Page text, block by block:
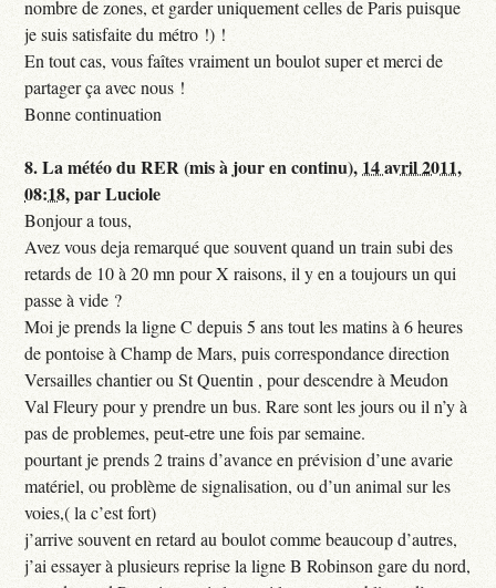
nombre de zones, et garder uniquement celles de Paris puisque
je suis satisfaite du métro !) !
En tout cas, vous faîtes vraiment un boulot super et merci de
partager ça avec nous !
Bonne continuation
8.La météo du RER (mis à jour en continu), 14 avril 2011,
08:18,parLuciole
Bonjour a tous,
Avez vous deja remarqué que souvent quand un train subi des
retards de 10 à 20 mn pour X raisons, il y en a toujours un qui
passe à vide ?
Moi je prends la ligne C depuis 5 ans tout les matins à 6 heures
de pontoise à Champ de Mars, puis correspondance direction
Versailles chantier ou St Quentin , pour descendre à Meudon
Val Fleury pour y prendre un bus. Rare sont les jours ou il n’y à
pas de problemes, peut-etre une fois par semaine.
pourtant je prends 2 trains d’avance en prévision d’une avarie
matériel, ou problème de signalisation, ou d’un animal sur les
voies,( la c’est fort)
j’arrive souvent en retard au boulot comme beaucoup d’autres,
j’ai essayer à plusieurs reprise la ligne B Robinson gare du nord,